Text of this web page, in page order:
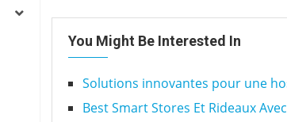
You Might Be Interested In
Solutions innovantes pour une
Best Smart Stores Et Rideaux